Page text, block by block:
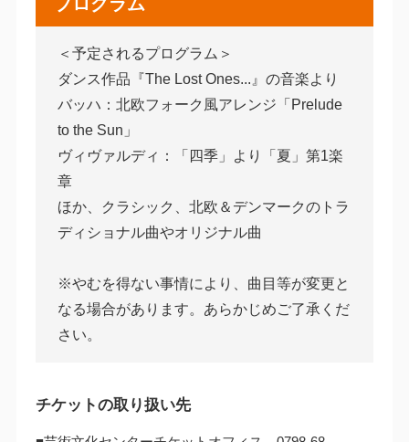
プログラム
＜予定されるプログラム＞
ダンス作品『The Lost Ones...』の音楽より
バッハ：北欧フォーク風アレンジ「Prelude
to the Sun」
ヴィヴァルディ：「四季」より「夏」第1楽
章
ほか、クラシック、北欧＆デンマークのトラ
ディショナル曲やオリジナル曲
※やむを得ない事情により、曲目等が変更と
なる場合があります。あらかじめご了承くだ
さい。
チケットの取り扱い先